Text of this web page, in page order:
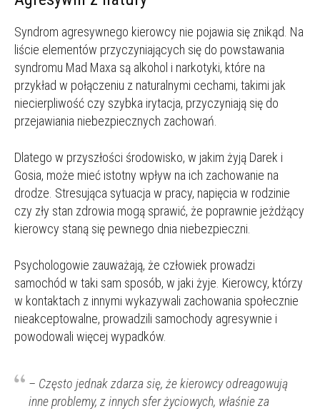
Syndrom agresywnego kierowcy nie pojawia się znikąd. Na
liście elementów przyczyniających się do powstawania
syndromu Mad Maxa są alkohol i narkotyki, które na
przykład w połączeniu z naturalnymi cechami, takimi jak
niecierpliwość czy szybka irytacja, przyczyniają się do
przejawiania niebezpiecznych zachowań.
Dlatego w przyszłości środowisko, w jakim żyją Darek i
Gosia, może mieć istotny wpływ na ich zachowanie na
drodze. Stresująca sytuacja w pracy, napięcia w rodzinie
czy zły stan zdrowia mogą sprawić, że poprawnie jeżdżący
kierowcy staną się pewnego dnia niebezpieczni.
Psychologowie zauważają, że człowiek prowadzi
samochód w taki sam sposób, w jaki żyje. Kierowcy, którzy
w kontaktach z innymi wykazywali zachowania społecznie
nieakceptowalne, prowadzili samochody agresywnie i
powodowali więcej wypadków.
– Często jednak zdarza się, że kierowcy odreagowują
inne problemy, z innych sfer życiowych, właśnie za